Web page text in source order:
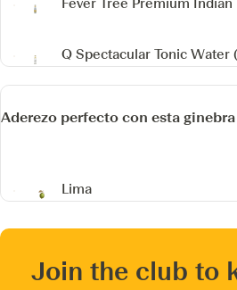
Fever Tree Premium Indian
Q Spectacular Tonic Water
Aderezo perfecto con esta ginebra
Lima
Join the club to